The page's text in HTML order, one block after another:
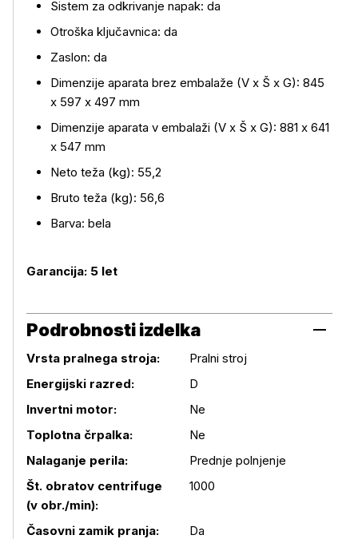
Sistem za odkrivanje napak: da
Otroška ključavnica: da
Zaslon: da
Dimenzije aparata brez embalaže (V x Š x G): 845
x 597 x 497 mm
Dimenzije aparata v embalaži (V x Š x G): 881 x 641
x 547 mm
Neto teža (kg): 55,2
Bruto teža (kg): 56,6
Barva: bela
Garancija: 5 let
Podrobnosti izdelka
Podrobnosti izdelka
Vrsta pralnega stroja:
Pralni stroj
Energijski razred:
D
Invertni motor:
Ne
Toplotna črpalka:
Ne
Nalaganje perila:
Prednje polnjenje
Št. obratov centrifuge
(v obr./min):
1000
Časovni zamik pranja:
Da